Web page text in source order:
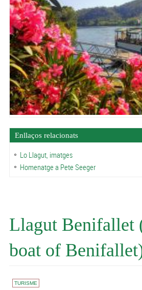
Enllaços relacionats
Lo Llagut, imatges
Homenatge a Pete Seeger
Llagut Benifallet
boat of
TURISME